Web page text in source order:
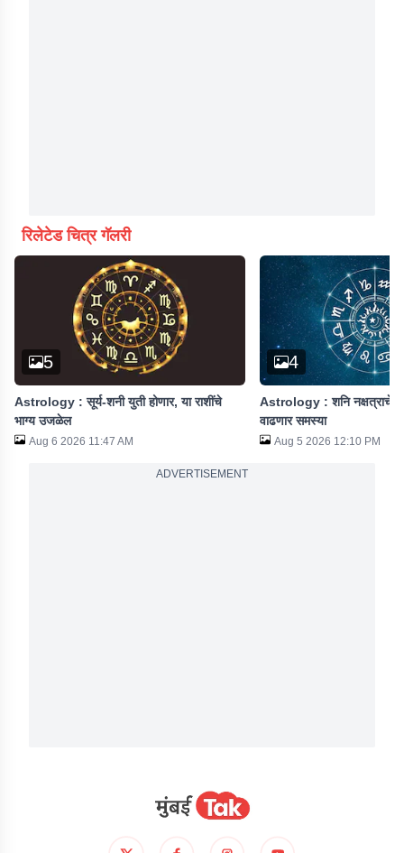
रिलेटेड चित्र गॅलरी
5
Astrology : सूर्य-शनी युती होणार, या राशींचे
भाग्य उजळेल
Aug 6 2026 11:47 AM
4
Astrology : शनि नक्षत्राचे
वाढणार समस्या
Aug 5 2026 12:10 PM
ADVERTISEMENT